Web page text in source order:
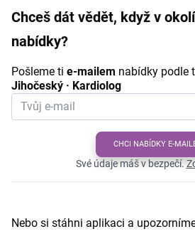
Chceš dát vědět, když v
nabídky?
Pošleme ti e-mailem nabídky podle
Jihočeský · Kardiolog
CHCI NABÍDKY E-
Své údaje máš v bezpečí.
Nebo si stáhni aplikaci a